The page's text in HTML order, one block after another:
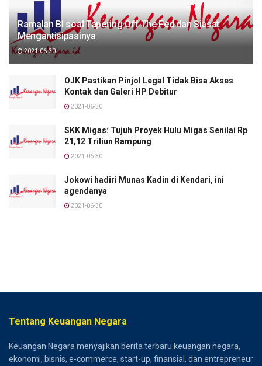
Ramalan BI soal Tapering Off The Fed dan Siasat
Mengantisipasinya
2021-06-30
OJK Pastikan Pinjol Legal Tidak Bisa Akses
Kontak dan Galeri HP Debitur
2021-06-30
SKK Migas: Tujuh Proyek Hulu Migas Senilai Rp
21,12 Triliun Rampung
2021-06-30
Jokowi hadiri Munas Kadin di Kendari, ini
agendanya
2021-06-30
Tentang Keuangan Negara
Keuangan Negara menyajikan berita terbaru keuangan negara,
ekonomi, bisnis, e-commerce, start-up, finansial, dan entrepreneur